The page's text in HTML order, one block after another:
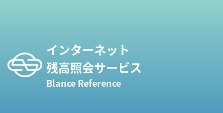
インターネット
残高照会サービス
Blance Reference